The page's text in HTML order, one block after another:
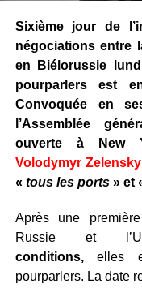
Sixième jour de
négociations entre
en Biélorussie
pourparlers est
Convoquée en
l’Assemblée
ouverte à New
Volodymyr Zelensky
« tous les ports » et
Après une
Russie et
conditions,elles
pourparlers. La date